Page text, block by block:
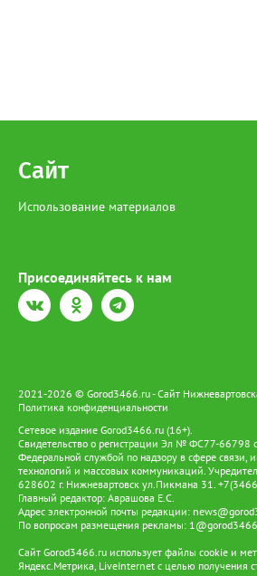
Сайт
Использование материалов
Присоединяйтесь к нам
2021-2026 © Gorod3466.ru - Сайт
Политика конфиденциальности
Сетевое издание Gorod3466.ru (16+).
Свидетельство о регистрации Эл № ФС77-66798
Федеральной службой по надзору в сфере связи,
технологий и массовых коммуникаций.
628602 г. Нижневартовск ул.Пикмана 31.
Главный редактор: Аврашова Е.С.
Адрес электронной почты редакции:
По вопросам размещения рекламы:
Сайт Gorod3466.ru использует файлы cookie и
Яндекс.Метрика, LiveInternet с целью получения